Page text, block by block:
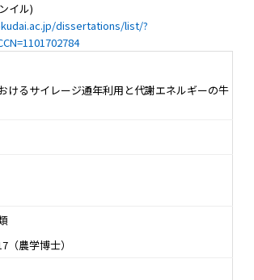
イル)
dissertations/list/?
けるサイレージ通年利用と代謝エネルギーの牛
（農学博士）